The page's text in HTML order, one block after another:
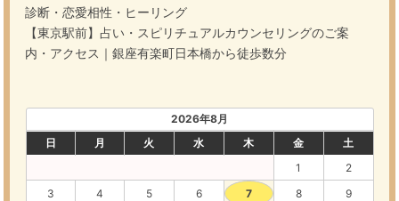
診断・恋愛相性・ヒーリング
【東京駅前】占い・スピリチュアルカウンセリングのご案
内・アクセス｜銀座有楽町日本橋から徒歩数分
2026年8月
日
月 火 水 木 金
土
1
2
3
4 5 6 7 8
9